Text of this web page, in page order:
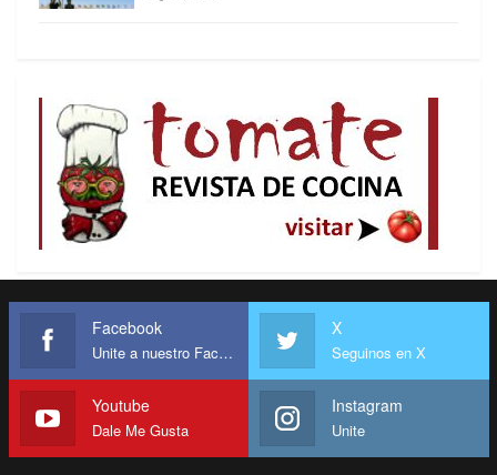
Facebook
Unite a nuestro Facebook
X
Seguinos en X
Youtube
Dale Me Gusta
Instagram
Unite